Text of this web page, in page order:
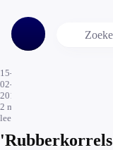
15-
02-
2017
2 min.
leestijd
'Rubberkorrels